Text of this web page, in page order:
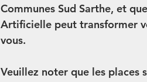
Communes Sud Sarthe, et
Artificielle peut transformer
vous.
Veuillez noter que les places